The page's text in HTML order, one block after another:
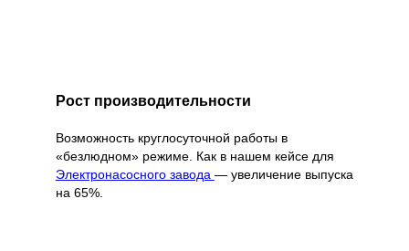
Рост производительности
Возможность круглосуточной работы в
«безлюдном» режиме. Как в нашем кейсе для
Электронасосного завода — увеличение выпуска
на 65%.